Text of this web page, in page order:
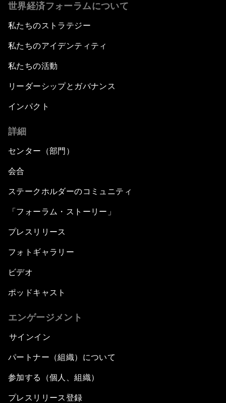
世界経済フォーラムについて
私たちのストラテジー
私たちのアイデンティティ
私たちの活動
リーダーシップとガバナンス
インパクト
詳細
センター（部門）
会合
ステークホルダーのコミュニティ
「フォーラム・ストーリー」
プレスリリース
フォトギャラリー
ビデオ
ポッドキャスト
エンゲージメント
サインイン
パートナー（組織）について
参加する（個人、組織）
プレスリリース登録